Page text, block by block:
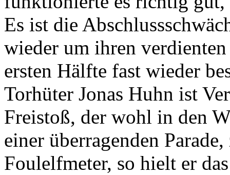
Es ist die
wieder um ihren
ersten Hälfte fast wieder
Torhüter Jonas Huhn ist
Freistoß, der wohl in den
einer überragenden
Foulelfmeter, so hielt er